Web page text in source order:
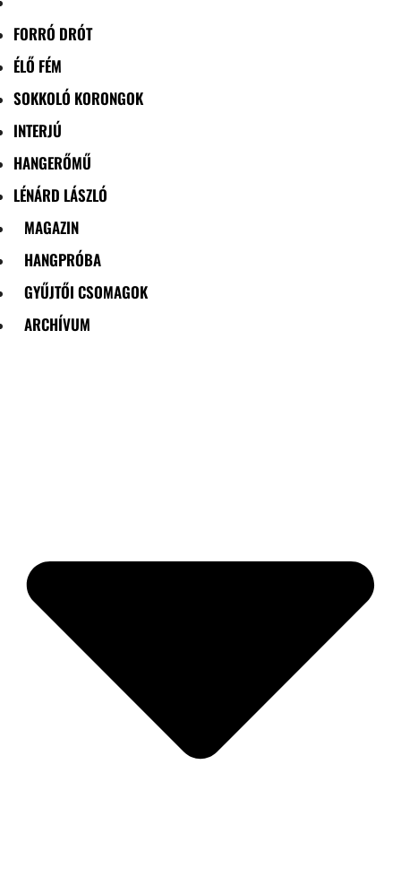
FORRÓ DRÓT
ÉLŐ FÉM
SOKKOLÓ KORONGOK
INTERJÚ
HANGERŐMŰ
LÉNÁRD LÁSZLÓ
MAGAZIN
HANGPRÓBA
GYŰJTŐI CSOMAGOK
ARCHÍVUM